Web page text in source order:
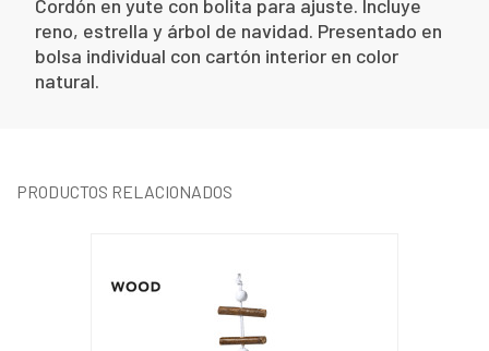
Cordón en yute con bolita para ajuste. Incluye
reno, estrella y árbol de navidad. Presentado en
bolsa individual con cartón interior en color
natural.
PRODUCTOS RELACIONADOS